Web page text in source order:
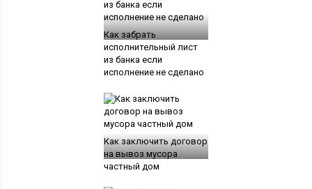
Как забрать
исполнительный лист
из банка если
исполнение не сделано
Как заключить договор
на вывоз мусора
частный дом